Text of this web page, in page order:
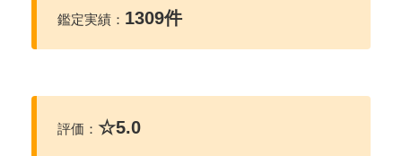
鑑定実績： 1309件
評価： ☆5.0